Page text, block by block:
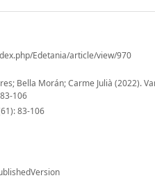
Edetania/article/view/970
Bella Morán; Carme Julià (2022).
106
83-106